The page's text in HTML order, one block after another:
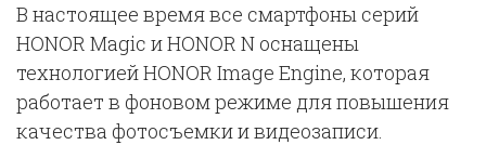
В настоящее время все смартфоны серий
HONOR Magic и HONOR N оснащены
технологией HONOR Image Engine, которая
работает в фоновом режиме для повышения
качества фотосъемки и видеозаписи.